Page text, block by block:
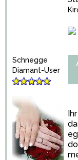
Schnegge
Diamant-User